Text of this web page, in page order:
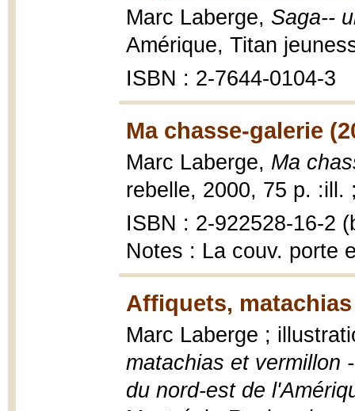
Marc Laberge, Saga--
Amérique, Titan
ISBN : 2-7644-0104-3
Ma chasse-galerie
Marc Laberge, Ma
rebelle, 2000, 75 p. :ill.
ISBN : 2-922528-16-2
Notes : La couv. porte
Affiquets,
Marc Laberge ;
matachias et vermillon
du nord-est de